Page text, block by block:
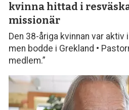
kvinna hittad i
missionär
Den 38-åriga kvinnan var
men bodde i Grekland •
medlem.”